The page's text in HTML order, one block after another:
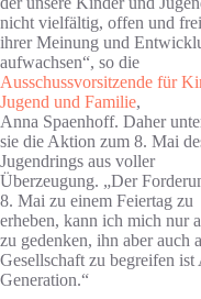
nicht vielfältig, offen und
ihrer Meinung und
aufwachsen“, so die
Ausschussvorsitzende für
Jugend und Familie,
Anna Spaenhoff. Daher
sie die Aktion zum 8. Mai
Jugendrings aus voller
Überzeugung. „Der
8. Mai zu einem Feiertag zu
erheben, kann ich mich nur
zu gedenken, ihn aber auch
Gesellschaft zu begreifen
Generation.“